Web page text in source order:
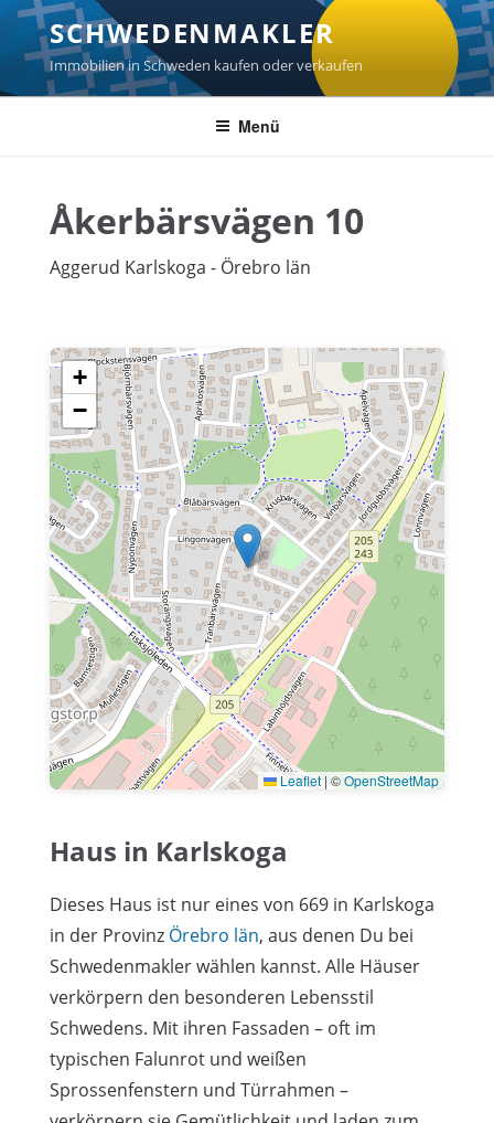
Zum
Inhalt
springen
SCHWEDENMAKLER
Immobilien in Schweden kaufen oder verkaufen
Menü
Åkerbärsvägen 10
Aggerud Karlskoga - Örebro län
+
−
Leaflet | ©OpenStreetMap
Haus in Karlskoga
Dieses Haus ist nur eines von 669 in Karlskoga
in der Provinz Örebro län, aus denen Du bei
Schwedenmakler wählen kannst. Alle Häuser
verkörpern den besonderen Lebensstil
Schwedens. Mit ihren Fassaden – oft im
typischen Falunrot und weißen
Sprossenfenstern und Türrahmen –